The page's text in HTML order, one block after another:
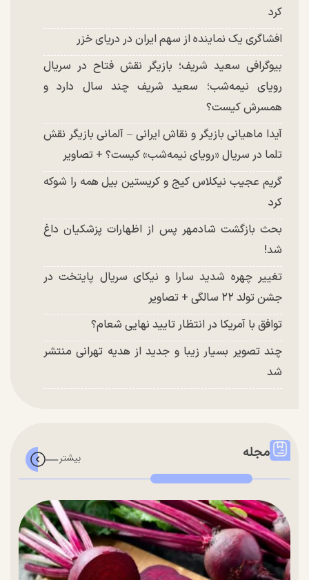
کرد
افشاگری یک نماینده از سهم ایران در دریای خزر
بیوگرافی سعید شریف؛ بازیگر نقش فتاح در سریال
رویای نیمه‌شب؛ سعید شریف چند سال دارد و
همسرش کیست؟
آیدا ماهیانی بازیگر و نقاش ایرانی – آلمانی بازیگر نقش
تلما در سریال «رویای نیمه‌شب» کیست؟ + تصاویر
گریم عجیب نیکلاس کیج و کریستین بیل همه را شوکه
کرد
بحث بازگشت شادمهر پس از اظهارات پزشکیان داغ
شد!
تغییر چهره شدید سارا و نیکای سریال پایتخت در
جشن تولد ۲۲ سالگی + تصاویر
توافق با آمریکا در انتظار تایید نهایی شعام؟
چند تصویر بسیار زیبا و جدید از هدیه تهرانی منتشر
شد
مجله